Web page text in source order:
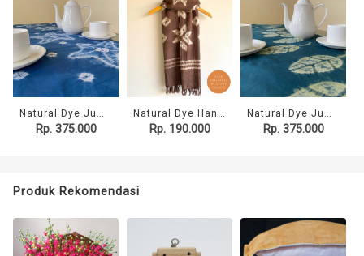
Natural Dye Jumputan Table Runner - Bintang Laut
Rp. 375.000
Natural Dye Handwoven Scarf - Kartika
Rp. 190.000
Natural Dye Jumputan Table Runner - Daun Jambu
Rp. 375.000
Produk Rekomendasi